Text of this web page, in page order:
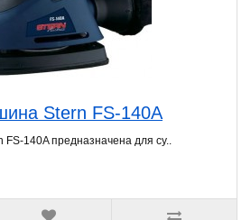
Stern FS-140A
140A предназначена для су..